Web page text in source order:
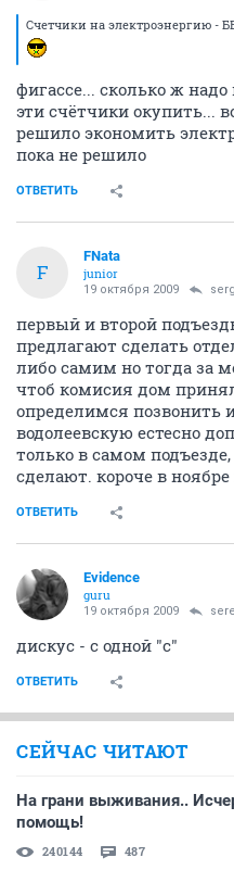
Счетчики на электроэнергию -
фигассе... сколько ж
эти счётчики окупить...
решило экономить
пока не решило
ОТВЕТИТЬ
F
FNata
junior
19 октября 2009
первый и второй
предлагают сделать
либо самим но тогда за
чтоб комисия дом
определимся позвонить
водолеевскую естесно
только в самом
сделают. короче в
ОТВЕТИТЬ
Evidence
guru
19 октября 2009
дискус - с одной "с"
ОТВЕТИТЬ
СЕЙЧАС ЧИТАЮТ
На грани выживания..
помощь!
240144 487